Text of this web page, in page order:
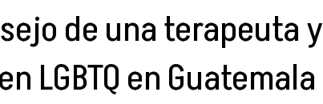
de una terapeuta y
LGBTQ en Guatemala